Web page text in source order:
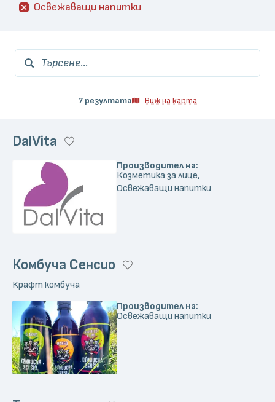
Освежаващи напитки
Търсене...
7 резултата Виж на карта
DalVita
Производител на:
Козметика за лице,
Освежаващи напитки
Комбуча Сенсио
Крафт комбуча
Производител на:
Освежаващи напитки